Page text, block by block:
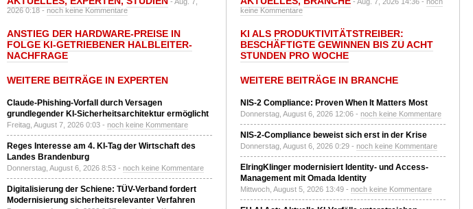
2026 0:18 -noch keine Kommentare
ANSTIEG DER HARDWARE-PREISE IN
FOLGE KI-GETRIEBENER HALBLEITER-
NACHFRAGE
WEITERE BEITRÄGE IN EXPERTEN
Claude-Phishing-Vorfall durch Versagen
grundlegender KI-Sicherheitsarchitektur ermöglicht
Freitag, August 7, 2026 0:03 - noch keine Kommentare
Reges Interesse am 4. KI-Tag der Wirtschaft des
Landes Brandenburg
Donnerstag, August 6, 2026 8:53 - noch keine Kommentare
Digitalisierung der Schiene: TÜV-Verband fordert
Modernisierung sicherheitsrelevanter Verfahren
keine Kommentare
KI ALS PRODUKTIVITÄTSTREIBER:
BESCHÄFTIGTE GEWINNEN BIS ZU ACHT
STUNDEN PRO WOCHE
WEITERE BEITRÄGE IN BRANCHE
NIS-2 Compliance: Proven When It Matters Most
Donnerstag, August 6, 2026 12:06 - noch keine Kommentare
NIS-2-Compliance beweist sich erst in der Krise
Donnerstag, August 6, 2026 0:29 - noch keine Kommentare
ElringKlinger modernisiert Identity- und Access-
Management mit Omada Identity
Mittwoch, August 5, 2026 13:49 - noch keine Kommentare